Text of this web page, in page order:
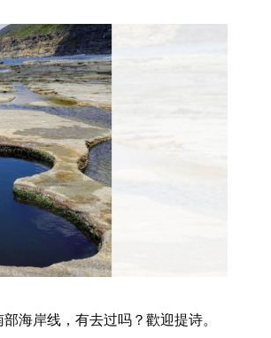
海岸线，有去过吗？歡迎提诗。